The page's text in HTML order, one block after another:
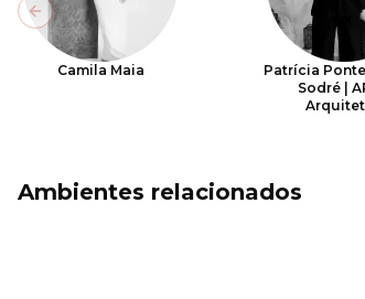
Camila Maia
Patrícia
Sodré |
Previous slide
Ambientes relacionados